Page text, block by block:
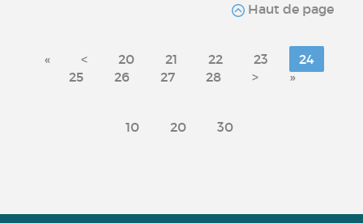
Haut de page
« < 20 21 22 23
24
25
26 27 28 > »
10 20 30